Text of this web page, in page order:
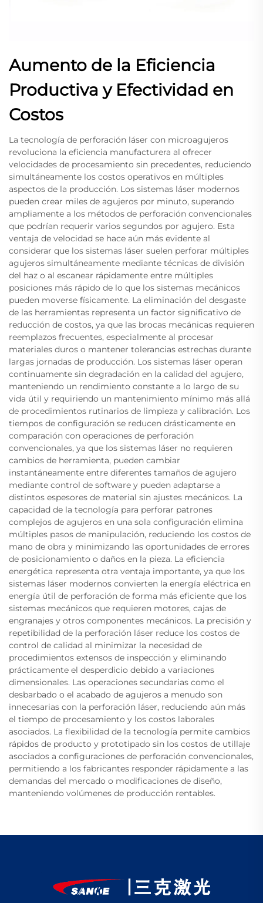
Aumento de la Eficiencia
Productiva y Efectividad en
Costos
La tecnología de perforación láser con microagujeros
revoluciona la eficiencia manufacturera al ofrecer
velocidades de procesamiento sin precedentes, reduciendo
simultáneamente los costos operativos en múltiples
aspectos de la producción. Los sistemas láser modernos
pueden crear miles de agujeros por minuto, superando
ampliamente a los métodos de perforación convencionales
que podrían requerir varios segundos por agujero. Esta
ventaja de velocidad se hace aún más evidente al
considerar que los sistemas láser suelen perforar múltiples
agujeros simultáneamente mediante técnicas de división
del haz o al escanear rápidamente entre múltiples
posiciones más rápido de lo que los sistemas mecánicos
pueden moverse físicamente. La eliminación del desgaste
de las herramientas representa un factor significativo de
reducción de costos, ya que las brocas mecánicas requieren
reemplazos frecuentes, especialmente al procesar
materiales duros o mantener tolerancias estrechas durante
largas jornadas de producción. Los sistemas láser operan
continuamente sin degradación en la calidad del agujero,
manteniendo un rendimiento constante a lo largo de su
vida útil y requiriendo un mantenimiento mínimo más allá
de procedimientos rutinarios de limpieza y calibración. Los
tiempos de configuración se reducen drásticamente en
comparación con operaciones de perforación
convencionales, ya que los sistemas láser no requieren
cambios de herramienta, pueden cambiar
instantáneamente entre diferentes tamaños de agujero
mediante control de software y pueden adaptarse a
distintos espesores de material sin ajustes mecánicos. La
capacidad de la tecnología para perforar patrones
complejos de agujeros en una sola configuración elimina
múltiples pasos de manipulación, reduciendo los costos de
mano de obra y minimizando las oportunidades de errores
de posicionamiento o daños en la pieza. La eficiencia
energética representa otra ventaja importante, ya que los
sistemas láser modernos convierten la energía eléctrica en
energía útil de perforación de forma más eficiente que los
sistemas mecánicos que requieren motores, cajas de
engranajes y otros componentes mecánicos. La precisión y
repetibilidad de la perforación láser reduce los costos de
control de calidad al minimizar la necesidad de
procedimientos extensos de inspección y eliminando
prácticamente el desperdicio debido a variaciones
dimensionales. Las operaciones secundarias como el
desbarbado o el acabado de agujeros a menudo son
innecesarias con la perforación láser, reduciendo aún más
el tiempo de procesamiento y los costos laborales
asociados. La flexibilidad de la tecnología permite cambios
rápidos de producto y prototipado sin los costos de utillaje
asociados a configuraciones de perforación convencionales,
permitiendo a los fabricantes responder rápidamente a las
demandas del mercado o modificaciones de diseño,
manteniendo volúmenes de producción rentables.